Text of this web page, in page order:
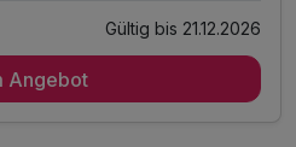
vom Buffet
Gültig bis 21.12.2026
Angebot